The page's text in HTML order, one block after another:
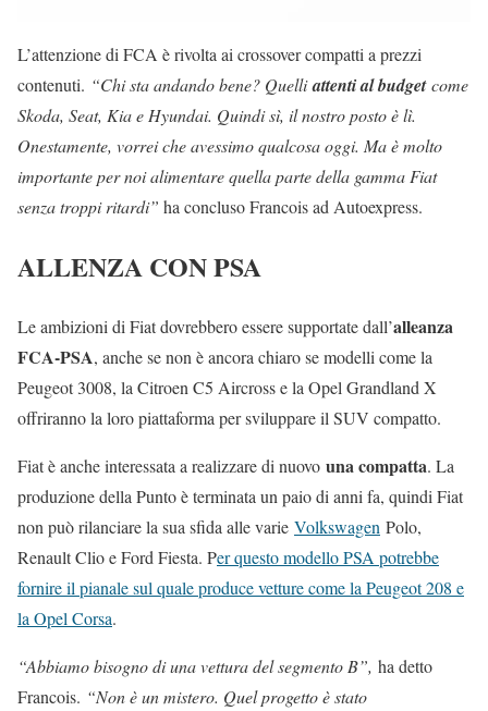
L’attenzione di FCA è rivolta ai crossover compatti a prezzi
contenuti. “Chi sta andando bene? Quelliattenti al budgetcome
Skoda, Seat, Kia e Hyundai. Quindi sì, il nostro posto è lì.
Onestamente, vorrei che avessimo qualcosa oggi. Ma è molto
importante per noi alimentare quella parte della gamma Fiat
senza troppi ritardi” ha concluso Francois ad Autoexpress.
ALLENZA CON PSA
Le ambizioni di Fiat dovrebbero essere supportate dall’alleanza
FCA-PSA, anche se non è ancora chiaro se modelli come la
Peugeot 3008, la Citroen C5 Aircross e la Opel Grandland X
offriranno la loro piattaforma per sviluppare il SUV compatto.
Fiat è anche interessata a realizzare di nuovo una compatta. La
produzione della Punto è terminata un paio di anni fa, quindi Fiat
non può rilanciare la sua sfida alle varie Volkswagen Polo,
Renault Clio e Ford Fiesta. Per questo modello PSA potrebbe
fornire il pianale sul quale produce vetture come la Peugeot 208 e
la Opel Corsa.
“Abbiamo bisogno di una vettura del segmento B”, ha detto
Francois. “Non è un mistero. Quel progetto è stato